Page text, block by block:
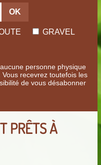
OK
GRAVEL
personne physique
recevrez toutefois les
de vous désabonner
PRÊTS À